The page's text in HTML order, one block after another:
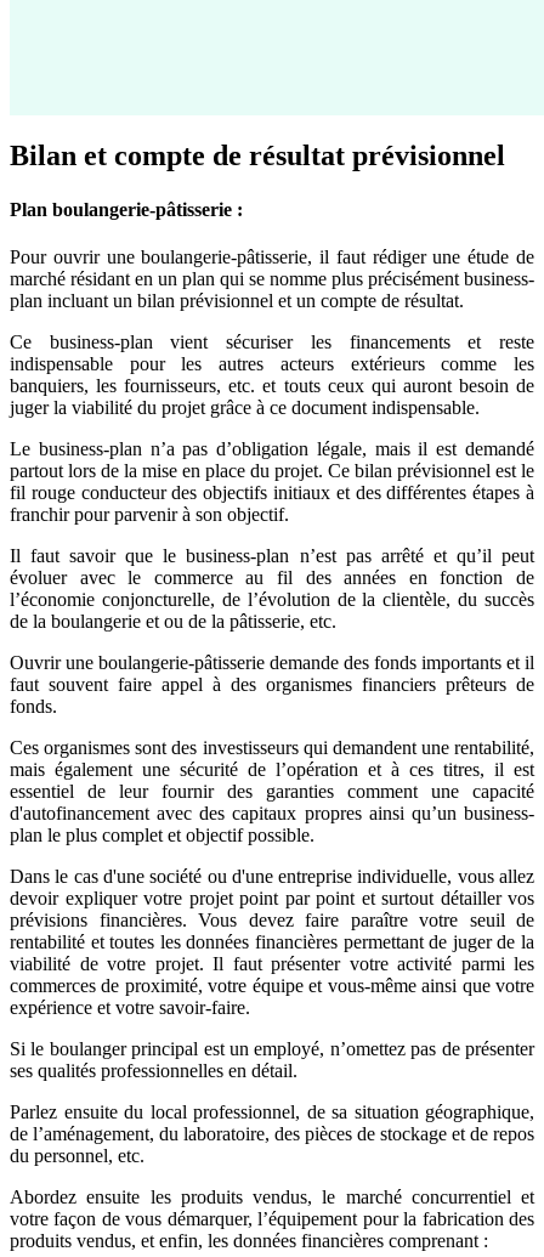
Bilan et compte de résultat prévisionnel
Plan boulangerie-pâtisserie :
Pour ouvrir une boulangerie-pâtisserie, il faut rédiger une étude de
marché résidant en un plan qui se nomme plus précisément business-
plan incluant un bilan prévisionnel et un compte de résultat.
Ce business-plan vient sécuriser les financements et reste
indispensable pour les autres acteurs extérieurs comme les
banquiers, les fournisseurs, etc. et touts ceux qui auront besoin de
juger la viabilité du projet grâce à ce document indispensable.
Le business-plan n’a pas d’obligation légale, mais il est demandé
partout lors de la mise en place du projet. Ce bilan prévisionnel est le
fil rouge conducteur des objectifs initiaux et des différentes étapes à
franchir pour parvenir à son objectif.
Il faut savoir que le business-plan n’est pas arrêté et qu’il peut
évoluer avec le commerce au fil des années en fonction de
l’économie conjoncturelle, de l’évolution de la clientèle, du succès
de la boulangerie et ou de la pâtisserie, etc.
Ouvrir une boulangerie-pâtisserie demande des fonds importants et il
faut souvent faire appel à des organismes financiers prêteurs de
fonds.
Ces organismes sont des investisseurs qui demandent une rentabilité,
mais également une sécurité de l’opération et à ces titres, il est
essentiel de leur fournir des garanties comment une capacité
d'autofinancement avec des capitaux propres ainsi qu’un business-
plan le plus complet et objectif possible.
Dans le cas d'une société ou d'une entreprise individuelle, vous allez
devoir expliquer votre projet point par point et surtout détailler vos
prévisions financières. Vous devez faire paraître votre seuil de
rentabilité et toutes les données financières permettant de juger de la
viabilité de votre projet. Il faut présenter votre activité parmi les
commerces de proximité, votre équipe et vous-même ainsi que votre
expérience et votre savoir-faire.
Si le boulanger principal est un employé, n’omettez pas de présenter
ses qualités professionnelles en détail.
Parlez ensuite du local professionnel, de sa situation géographique,
de l’aménagement, du laboratoire, des pièces de stockage et de repos
du personnel, etc.
Abordez ensuite les produits vendus, le marché concurrentiel et
votre façon de vous démarquer, l’équipement pour la fabrication des
produits vendus, et enfin, les données financières comprenant :